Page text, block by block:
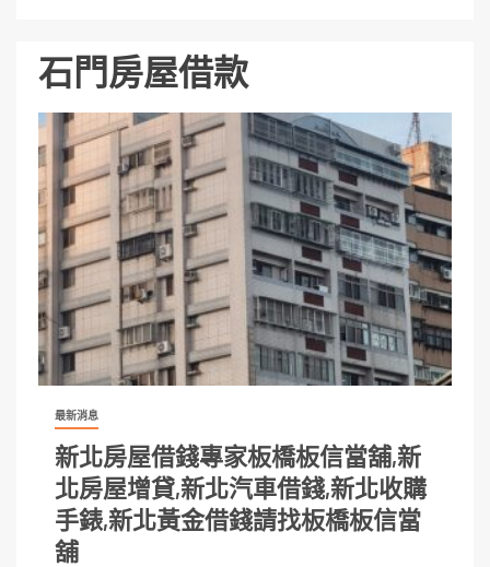
石門房屋借款
最新消息
新北房屋借錢專家板橋板信當舖,新
北房屋增貸,新北汽車借錢,新北收購
手錶,新北黃金借錢請找板橋板信當
舖